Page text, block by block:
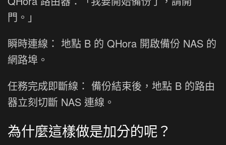
門。」
瞬時連線： 地點 B 的 QHora 開啟備份 NAS 的
網路埠。
任務完成即斷線： 備份結束後，地點 B 的路由
器立刻切斷 NAS 連線。
為什麼這樣做是加分的呢？